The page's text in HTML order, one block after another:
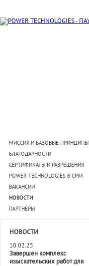
МИССИЯ И БАЗОВЫЕ ПРИНЦИПЫ
БЛАГОДАРНОСТИ
СЕРТИФИКАТЫ И РАЗРЕШЕНИЯ
POWER TECHNOLOGIES В СМИ
ВАКАНСИИ
НОВОСТИ
ПАРТНЕРЫ
НОВОСТИ
10.02.25
Завершен комплекс
изыскательских работ для